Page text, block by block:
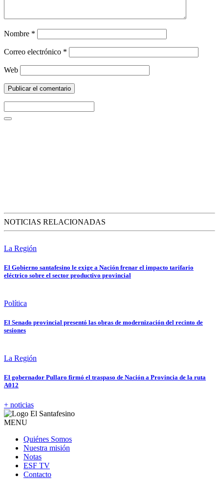
Nombre *
Correo electrónico *
Web
NOTICIAS RELACIONADAS
La Región
El Gobierno santafesino le exige a Nación frenar el impacto tarifario
eléctrico sobre el sector productivo provincial
Política
El Senado provincial presentó las obras de modernización del recinto de
sesiones
La Región
El gobernador Pullaro firmó el traspaso de Nación a Provincia de la ruta
A012
+ noticias
MENU
Quiénes Somos
Nuestra misión
Notas
ESF TV
Contacto